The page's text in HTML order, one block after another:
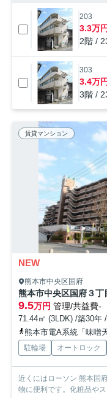
203
3.3万円
2階 /
303
3.4万円
3階 /
賃貸マンション
NEW
熊本市中央区国府
熊本市中央区国府３
9.5万円 管理/共益費-
71.44㎡ (3LDK) /築30年
熊本市電A系統「味噌
駐輪場 オートロック
近くにはローソン 熊本国
物に便利です。化粧品や